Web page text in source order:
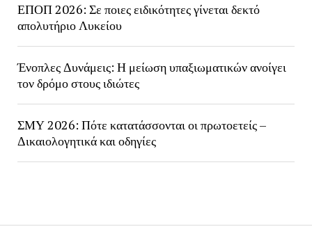
ΕΠΟΠ 2026: Σε ποιες ειδικότητες γίνεται δεκτό
απολυτήριο Λυκείου
Ένοπλες Δυνάμεις: Η μείωση υπαξιωματικών ανοίγει
τον δρόμο στους ιδιώτες
ΣΜΥ 2026: Πότε κατατάσσονται οι πρωτοετείς –
Δικαιολογητικά και οδηγίες